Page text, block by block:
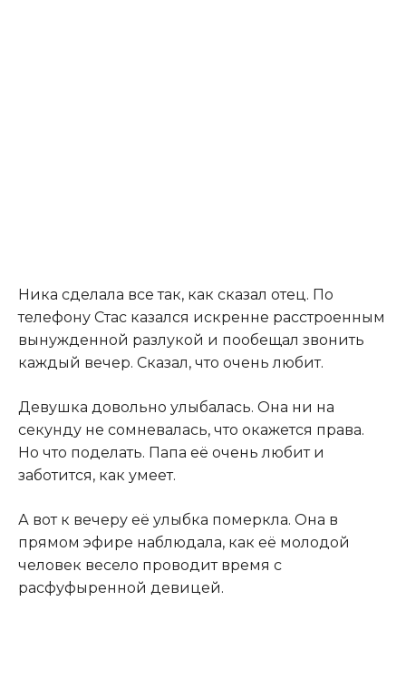
Ника сделала все так, как сказал отец. По
телефону Стас казался искренне расстроенным
вынужденной разлукой и пообещал звонить
каждый вечер. Сказал, что очень любит.
Девушка довольно улыбалась. Она ни на
секунду не сомневалась, что окажется права.
Но что поделать. Папа её очень любит и
заботится, как умеет.
А вот к вечеру её улыбка померкла. Она в
прямом эфире наблюдала, как её молодой
человек весело проводит время с
расфуфыренной девицей.